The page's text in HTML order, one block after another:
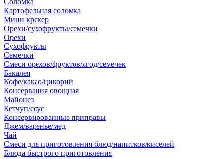
Соломка
Картофельная соломка
Мини крекер
Орехи/сухофрукты/семечки
Орехи
Сухофрукты
Семечки
Смеси орехов/фруктов/ягод/семечек
Бакалея
Кофе/какао/цикорий
Консервация овощная
Майонез
Кетчуп/соус
Консервированные приправы
Джем/варенье/мед
Чай
Смеси для приготовления блюд/напитков/киселей
Блюда быстрого приготовления